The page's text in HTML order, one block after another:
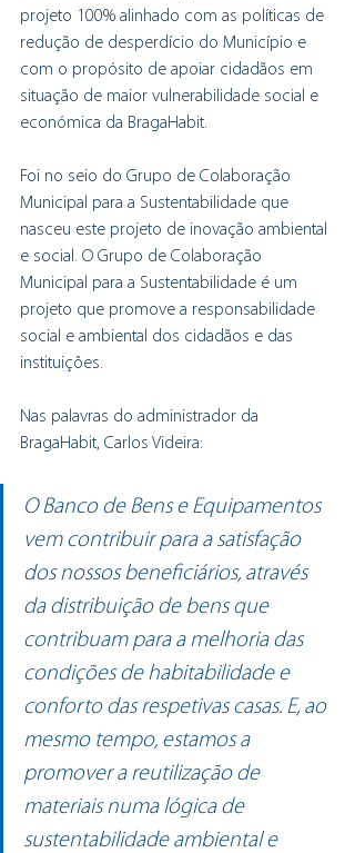
projeto 100% alinhado com as políticas de
redução de desperdício do Município e
com o propósito de apoiar cidadãos em
situação de maior vulnerabilidade social e
económica da BragaHabit.
Foi no seio do Grupo de Colaboração
Municipal para a Sustentabilidade que
nasceu este projeto de inovação ambiental
e social. O Grupo de Colaboração
Municipal para a Sustentabilidade é um
projeto que promove a responsabilidade
social e ambiental dos cidadãos e das
instituições.
Nas palavras do administrador da
BragaHabit, Carlos Videira:
O Banco de Bens e Equipamentos
vem contribuir para a satisfação
dos nossos beneficiários, através
da distribuição de bens que
contribuam para a melhoria das
condições de habitabilidade e
conforto das respetivas casas. E, ao
mesmo tempo, estamos a
promover a reutilização de
materiais numa lógica de
sustentabilidade ambiental e